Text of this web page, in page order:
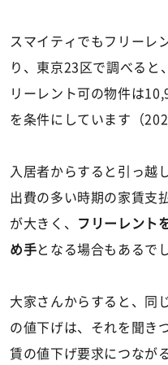
スマイティでもフリーレ
り、東京23区で調べると
リーレント可の物件は
を条件にしています（
入居者からすると引っ越
出費の多い時期の家賃支
が大きく、
フリーレント
め手となる場合もあるで
大家さんからすると、同
の値下げは、それを聞き
賃の値下げ要求につなが